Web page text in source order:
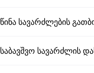
წინა სავარძლების
საბავშვო სავარძლის